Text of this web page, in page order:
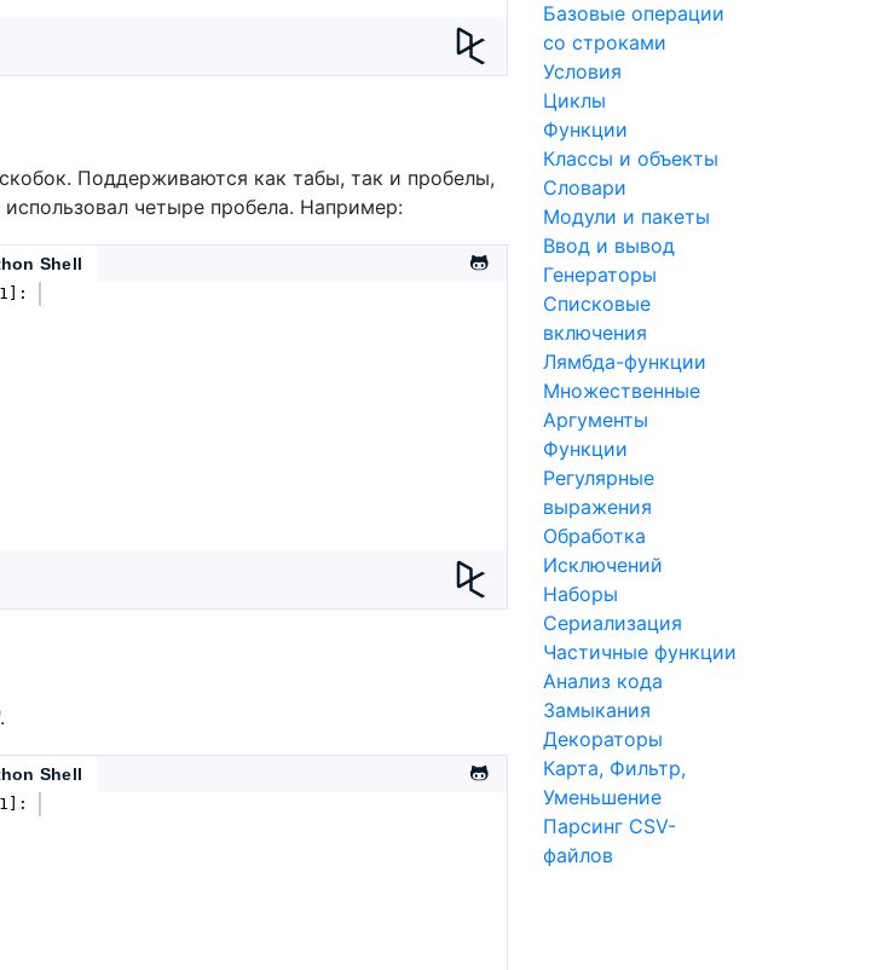
Поддерживаются как табы, так и пробелы,
четыре пробела. Например:
Shell
Shell
Базовые операции
со строками
Условия
Циклы
Функции
Классы и объекты
Словари
Модули и пакеты
Ввод и вывод
Генераторы
Списковые
включения
Лямбда-функции
Множественные
Аргументы
Функции
Регулярные
выражения
Обработка
Исключений
Наборы
Сериализация
Частичные функции
Анализ кода
Замыкания
Декораторы
Карта, Фильтр,
Уменьшение
Парсинг CSV-
файлов